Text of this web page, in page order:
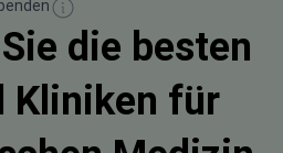
die besten
Kliniken für